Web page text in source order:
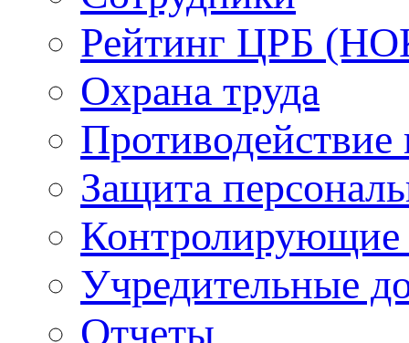
Рейтинг ЦРБ
Охрана труда
Защита
Контролирующие
Учредительные
Отчеты